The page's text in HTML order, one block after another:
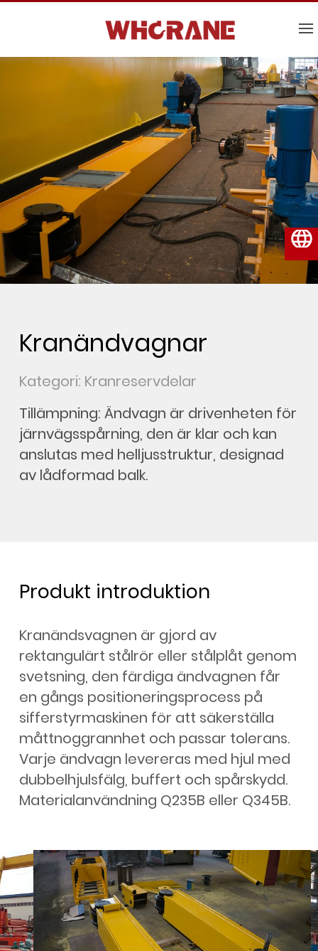
Kranändvagnar
Kategori: Kranreservdelar
Tillämpning: Ändvagn är drivenheten för
järnvägsspårning, den är klar och kan
anslutas med helljusstruktur, designad
av lådformad balk.
Produkt introduktion
Kranändsvagnen är gjord av
rektangulärt stålrör eller stålplåt genom
svetsning, den färdiga ändvagnen får
en gångs positioneringsprocess på
sifferstyrmaskinen för att säkerställa
måttnoggrannhet och passar tolerans.
Varje ändvagn levereras med hjul med
dubbelhjulsfälg, buffert och spårskydd.
Materialanvändning Q235B eller Q345B.
Svenska